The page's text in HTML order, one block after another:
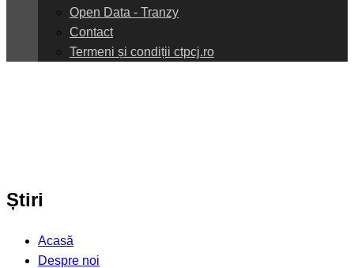
Open Data - Tranzy
Contact
Termeni și condiții ctpcj.ro
Știri
Acasă
Despre noi